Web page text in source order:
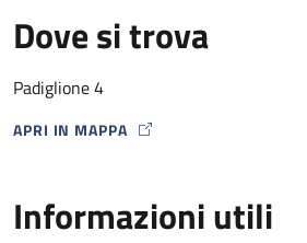
consegna del referto subito dopo
eventuale prenotazione della
cromosomiche.
Dove si trova
Padiglione 4
APRI IN MAPPA
MAP ICON
Informazioni utili